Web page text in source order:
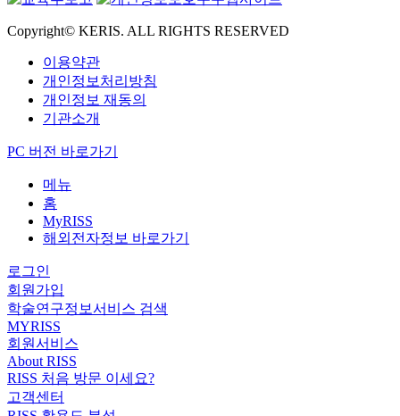
Copyright© KERIS. ALL RIGHTS RESERVED
이용약관
개인정보처리방침
개인정보 재동의
기관소개
PC 버전 바로가기
메뉴
홈
MyRISS
해외전자정보 바로가기
로그인
회원가입
학술연구정보서비스 검색
MYRISS
회원서비스
About RISS
RISS 처음 방문 이세요?
고객센터